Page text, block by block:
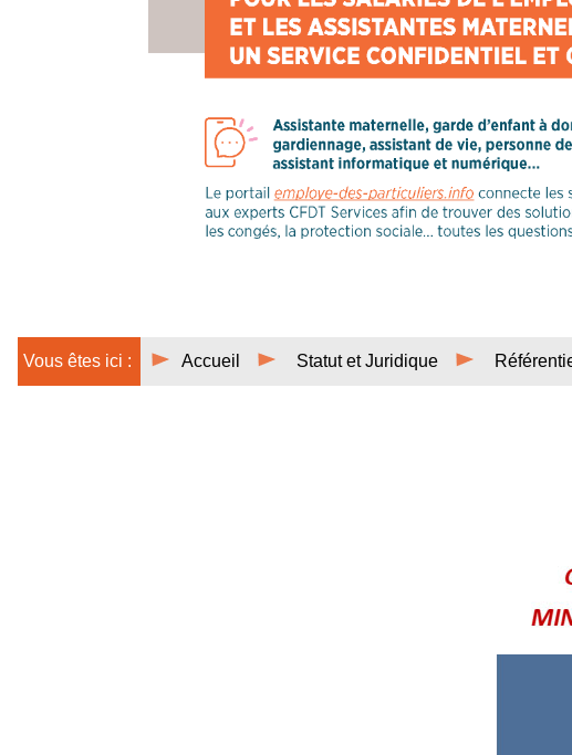
Vous êtes ici : Accueil Statut et Juridique